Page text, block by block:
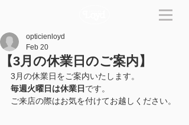
【3月の休業日のご案内】
opticienloyd
Feb 20
3月の休業日をご案内いたします。
毎週火曜日は休業日 です。
ご来店の際はお気を付けてお越しください。